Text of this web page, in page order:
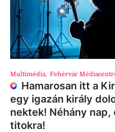
Multimédia, Fehérvár
Hamarosan itt a
egy igazán király
nektek! Néhány
titokra!